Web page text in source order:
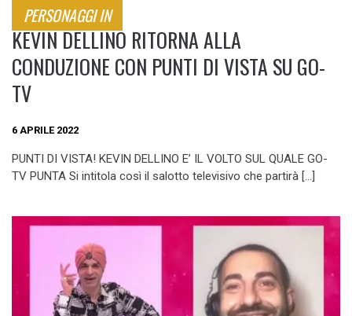
PERSONAGGI IN
KEVIN DELLINO RITORNA ALLA
CONDUZIONE CON PUNTI DI VISTA SU GO-
TV
6 APRILE 2022
PUNTI DI VISTA! KEVIN DELLINO E’ IL VOLTO SUL QUALE GO-
TV PUNTA Si intitola così il salotto televisivo che partirà […]